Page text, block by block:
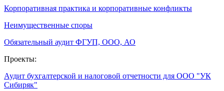
Корпоративная практика и корпоративные конфликты
Неимущественные споры
Обязательный аудит ФГУП, ООО, АО
Проекты:
Аудит бухгалтерской и налоговой отчетности для ООО "УК
Сибиряк"